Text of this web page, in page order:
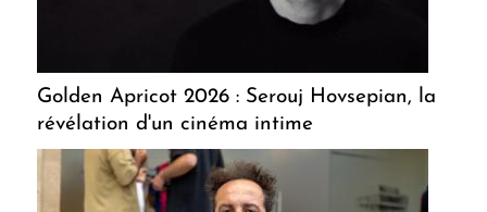
Golden Apricot 2026 : Serouj Hovsepian, la
révélation d'un cinéma intime